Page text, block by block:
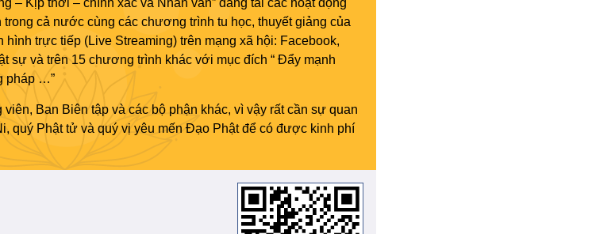
– Kịp thời – chính xác và Nhân văn” đăng tải các hoạt động
cả nước cùng các chương trình tu học, thuyết giảng của
trực tiếp (Live Streaming) trên mạng xã hội: Facebook,
sự và trên 15 chương trình khác với mục đích “ Đẩy mạnh
pháp …”
Ban Biên tập và các bộ phận khác, vì vậy rất cần sự quan
quý Phật tử và quý vị yêu mến Đạo Phật để có được kinh phí